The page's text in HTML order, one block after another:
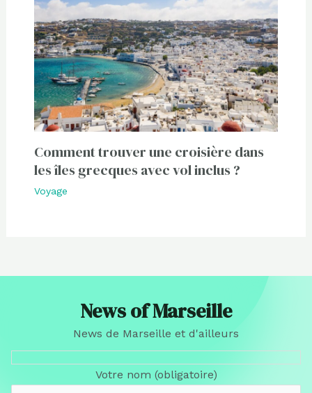
Comment trouver une croisière dans
les îles grecques avec vol inclus ?
Voyage
News of Marseille
News de Marseille et d'ailleurs
Votre nom (obligatoire)